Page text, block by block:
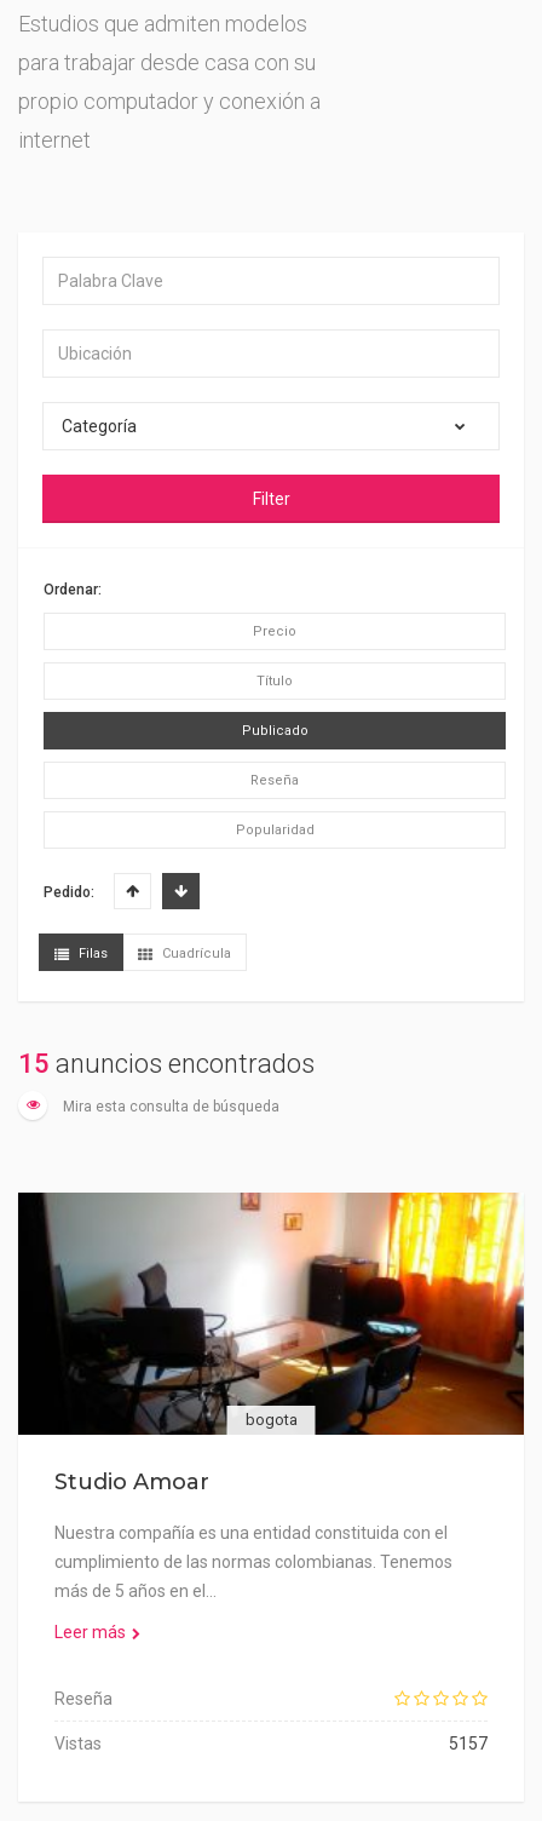
Estudios que admiten modelos
para trabajar desde casa con su
propio computador y conexión a
internet
Categoría
Filter
Ordenar:
Precio
Título
Publicado
Reseña
Popularidad
Pedido:
Filas Cuadrícula
15 anuncios encontrados
Mira esta consulta de búsqueda
bogota
Studio Amoar
Nuestra compañía es una entidad constituida con el
cumplimiento de las normas colombianas. Tenemos
más de 5 años en el…
Leer más
Reseña
Vistas 5157